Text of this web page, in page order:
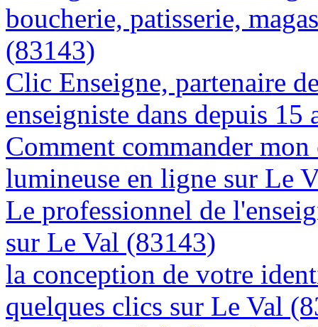
boucherie, patisserie,
(83143)
Clic Enseigne, partenaire
enseigniste dans depuis
Comment commander
lumineuse en ligne sur Le
Le professionnel de
sur Le Val (83143)
la conception de votre
quelques clics sur Le Val